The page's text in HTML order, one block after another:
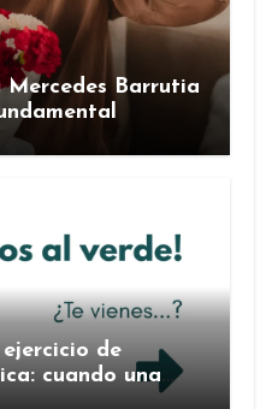
Barrutia
de
cuando una